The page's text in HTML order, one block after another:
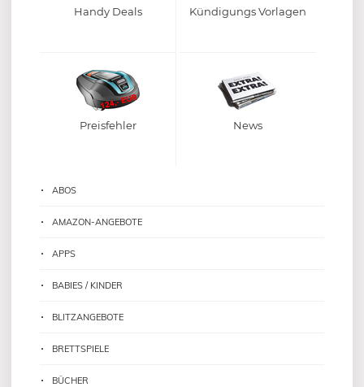
Handy Deals Kündigungs Vorlagen
Preisfehler News
ABOS
AMAZON-ANGEBOTE
APPS
BABIES / KINDER
BLITZANGEBOTE
BRETTSPIELE
BÜCHER